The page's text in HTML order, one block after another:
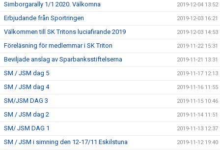
Simborgarally 1/1 2020. Välkomna 2019-12-04 13:52
Erbjudande från Sportringen 2019-12-03 16:21
Välkommen till SK Tritons luciafirande 2019 2019-12-03 14:53
Föreläsning för medlemmar i SK Triton 2019-11-22 15:31
Beviljade anslag av Sparbanksstiftelserna 2019-11-21 13:31
SM / JSM dag 5 2019-11-17 12:13
SM / JSM dag 4 2019-11-16 11:55
SM/JSM DAG 3 2019-11-15 10:46
SM / JSM dag 2 2019-11-14 11:51
SM/ JSM DAG 1 2019-11-13 12:37
SM / JSM i simning den 12-17/11 Eskilstuna 2019-11-12 19:40